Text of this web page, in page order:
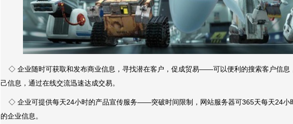
◇ 企业随时可获取和发布商业信息，寻找潜在客户，促成贸易——可以便利的搜索客户信息
己信息，通过在线交流迅速达成交易。
◇ 企业可提供每天24小时的产品宣传服务——突破时间限制，网站服务器可365天每天24小
的企业信息。